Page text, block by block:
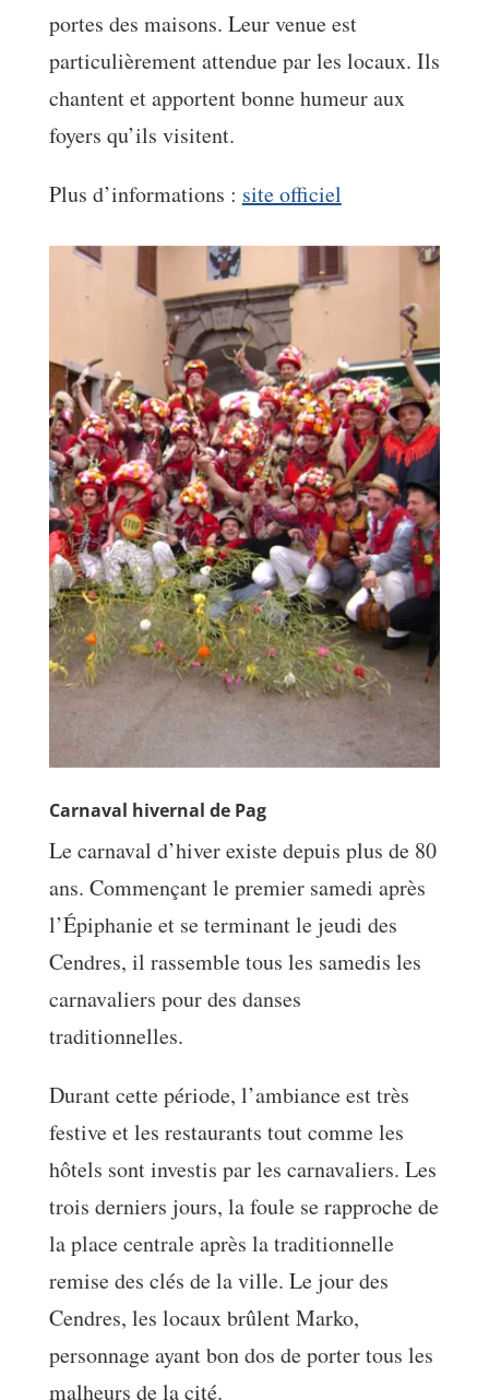
portes des maisons. Leur venue est
particulièrement attendue par les locaux. Ils
chantent et apportent bonne humeur aux
foyers qu’ils visitent.
Plus d’informations : site officiel
Carnaval hivernal de Pag
Le carnaval d’hiver existe depuis plus de 80
ans. Commençant le premier samedi après
l’Épiphanie et se terminant le jeudi des
Cendres, il rassemble tous les samedis les
carnavaliers pour des danses
traditionnelles.
Durant cette période, l’ambiance est très
festive et les restaurants tout comme les
hôtels sont investis par les carnavaliers. Les
trois derniers jours, la foule se rapproche de
la place centrale après la traditionnelle
remise des clés de la ville. Le jour des
Cendres, les locaux brûlent Marko,
personnage ayant bon dos de porter tous les
malheurs de la cité.